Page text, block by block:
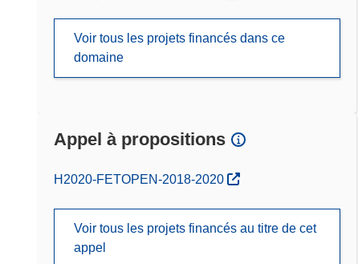
Voir tous les projets financés dans ce
domaine
Appel à propositions
(s’ouvre dans une nouvelle fenêtre)
H2020-FETOPEN-2018-2020
Voir tous les projets financés au titre de cet
appel